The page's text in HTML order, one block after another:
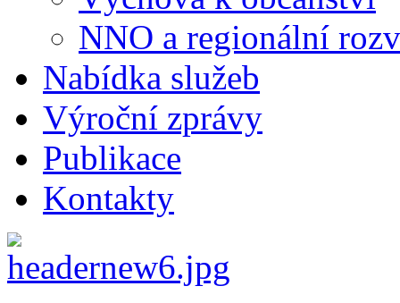
NNO a regionální
Nabídka služeb
Výroční zprávy
Publikace
Kontakty